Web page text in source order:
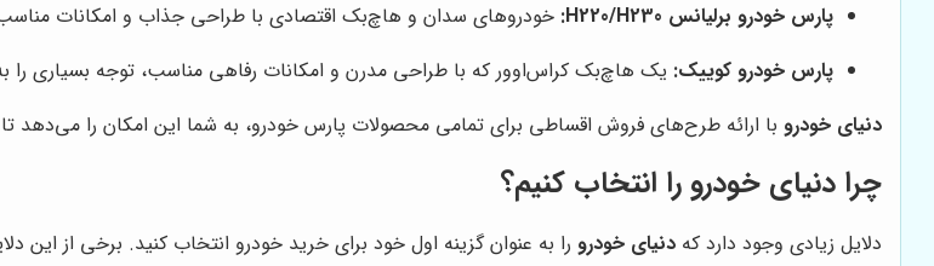
پارس خودرو برلیانس H220/H230:
خودروهای سدان و هاچ‌بک اقتصادی با طراحی جذاب و امکانات
پارس خودرو کوییک: یک هاچ‌بک کراس‌اوور که با طراحی مدرن و امکانات رفاهی مناسب، توجه بسیاری
دنیای خودروبا ارائه طرح‌های فروش اقساطی برای تمامی محصولات پارس خودرو، به شما این امکان را می‌دهد
چرا دنیای خودرو را انتخاب کنیم؟
دلایل زیادی وجود دارد که دنیای خودرو را به عنوان گزینه اول خود برای خرید خودرو انتخاب کنید. برخی از این